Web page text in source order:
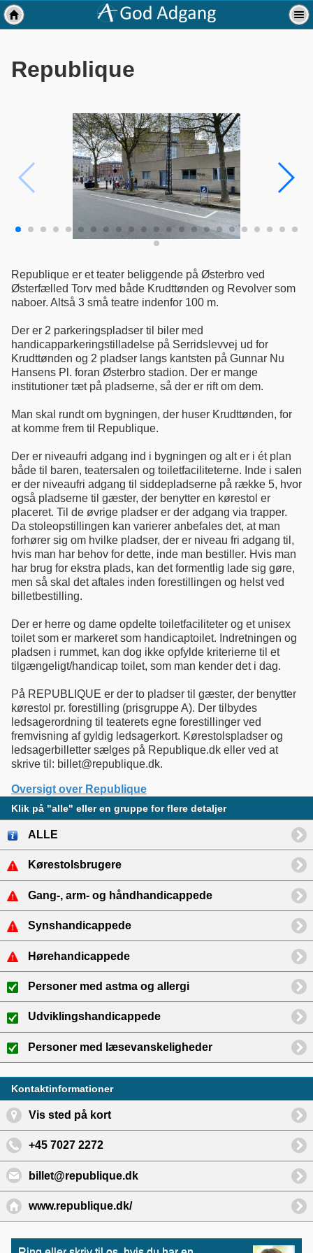
Republique
Republique er et teater beliggende på Østerbro ved
Østerfælled Torv med både Krudttønden og Revolver som
naboer. Altså 3 små teatre indenfor 100 m.
Der er 2 parkeringspladser til biler med
handicapparkeringstilladelse på Serridslevvej ud for
Krudttønden og 2 pladser langs kantsten på Gunnar Nu
Hansens Pl. foran Østerbro stadion. Der er mange
institutioner tæt på pladserne, så der er rift om dem.
Man skal rundt om bygningen, der huser Krudttønden, for
at komme frem til Republique.
Der er niveaufri adgang ind i bygningen og alt er i ét plan
både til baren, teatersalen og toiletfaciliteterne. Inde i salen
er der niveaufri adgang til siddepladserne på række 5, hvor
også pladserne til gæster, der benytter en kørestol er
placeret. Til de øvrige pladser er der adgang via trapper.
Da stoleopstillingen kan varierer anbefales det, at man
forhører sig om hvilke pladser, der er niveau fri adgang til,
hvis man har behov for dette, inde man bestiller. Hvis man
har brug for ekstra plads, kan det formentlig lade sig gøre,
men så skal det aftales inden forestillingen og helst ved
billetbestilling.
Der er herre og dame opdelte toiletfaciliteter og et unisex
toilet som er markeret som handicaptoilet. Indretningen og
pladsen i rummet, kan dog ikke opfylde kriterierne til et
tilgængeligt/handicap toilet, som man kender det i dag.
På REPUBLIQUE er der to pladser til gæster, der benytter
kørestol pr. forestilling (prisgruppe A). Der tilbydes
ledsagerordning til teaterets egne forestillinger ved
fremvisning af gyldig ledsagerkort. Kørestolspladser og
ledsagerbilletter sælges på Republique.dk eller ved at
skrive til: billet@republique.dk.
Oversigt over Republique
Klik på "alle" eller en gruppe for flere detaljer
ALLE
Kørestolsbrugere
Gang-, arm- og håndhandicappede
Synshandicappede
Hørehandicappede
Personer med astma og allergi
Udviklingshandicappede
Personer med læsevanskeligheder
Kontaktinformationer
Vis sted på kort
+45 7027 2272
billet@republique.dk
www.republique.dk/